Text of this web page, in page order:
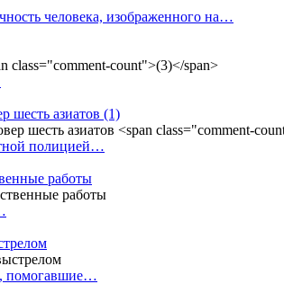
человека, изображенного на…
шесть азиатов (1)
полицией…
работы
помогавшие…